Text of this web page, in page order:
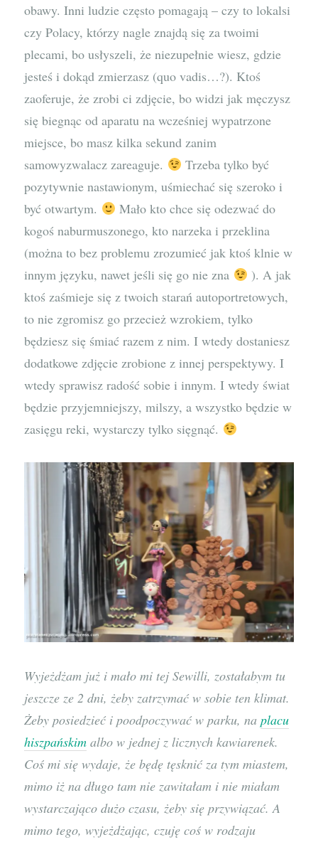
obawy. Inni ludzie często pomagają – czy to lokalsi
czy Polacy, którzy nagle znajdą się za twoimi
plecami, bo usłyszeli, że niezupełnie wiesz, gdzie
jesteś i dokąd zmierzasz (quo vadis…?). Ktoś
zaoferuje, że zrobi ci zdjęcie, bo widzi jak męczysz
się biegnąc od aparatu na wcześniej wypatrzone
miejsce, bo masz kilka sekund zanim
samowyzwalacz zareaguje.
Trzeba tylko być
pozytywnie nastawionym, uśmiechać się szeroko i
być otwartym.
Mało kto chce się odezwać do
kogoś naburmuszonego, kto narzeka i przeklina
(można to bez problemu zrozumieć jak ktoś klnie w
innym języku, nawet jeśli się go nie zna
). A jak
ktoś zaśmieje się z twoich starań autoportretowych,
to nie zgromisz go przecież wzrokiem, tylko
będziesz się śmiać razem z nim. I wtedy dostaniesz
dodatkowe zdjęcie zrobione z innej perspektywy. I
wtedy sprawisz radość sobie i innym. I wtedy świat
będzie przyjemniejszy, milszy, a wszystko będzie w
zasięgu reki, wystarczy tylko sięgnąć.
Wyjeżdżam już i mało mi tej Sewilli, zostałabym tu
jeszcze ze 2 dni, żeby zatrzymać w sobie ten klimat.
Żeby posiedzieć i poodpoczywać w parku, naplacu
hiszpańskim albo w jednej z licznych kawiarenek.
Coś mi się wydaje, że będę tęsknić za tym miastem,
mimo iż na długo tam nie zawitałam i nie miałam
wystarczająco dużo czasu, żeby się przywiązać. A
mimo tego, wyjeżdżając, czuję coś w rodzaju